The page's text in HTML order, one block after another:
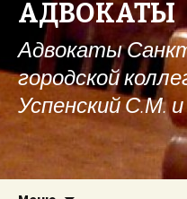
АДВОКАТЫ
Адвокаты
городской
Успенский С.М.